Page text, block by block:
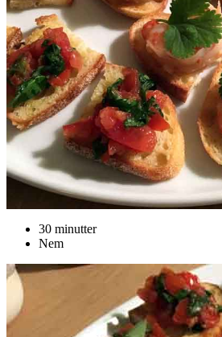
30 minutter
Nem